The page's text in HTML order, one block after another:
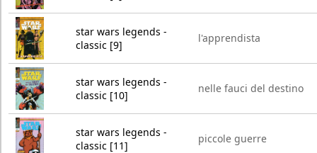
star wars legends -
classic [9]
l'apprendista
star wars legends -
classic [10]
nelle fauci del destino
star wars legends -
classic [11]
piccole guerre